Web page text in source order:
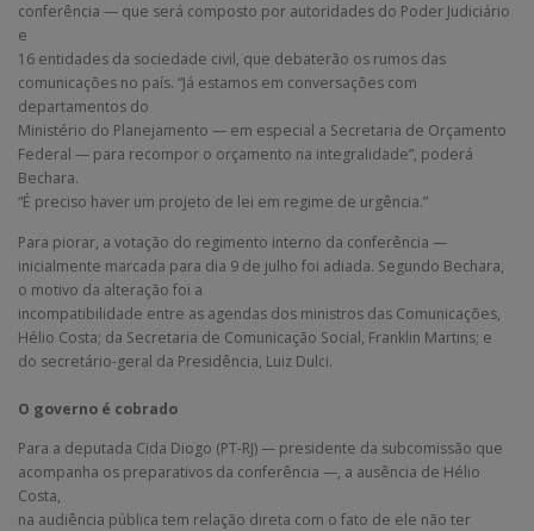
conferência — que será composto por autoridades do Poder Judiciário
e
16 entidades da sociedade civil, que debaterão os rumos das
comunicações no país. “Já estamos em conversações com
departamentos do
Ministério do Planejamento — em especial a Secretaria de Orçamento
Federal — para recompor o orçamento na integralidade”, poderá
Bechara.
“É preciso haver um projeto de lei em regime de urgência.”
Para piorar, a votação do regimento interno da conferência —
inicialmente marcada para dia 9 de julho foi adiada. Segundo Bechara,
o motivo da alteração foi a
incompatibilidade entre as agendas dos ministros das Comunicações,
Hélio Costa; da Secretaria de Comunicação Social, Franklin Martins; e
do secretário-geral da Presidência, Luiz Dulci.
O governo é cobrado
Para a deputada Cida Diogo (PT-RJ) — presidente da subcomissão que
acompanha os preparativos da conferência —, a ausência de Hélio
Costa,
na audiência pública tem relação direta com o fato de ele não ter